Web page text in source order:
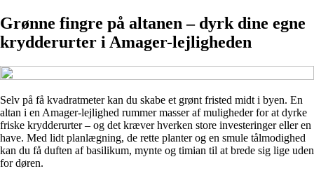
Grønne fingre på altanen – dyrk dine egne
krydderurter i Amager-lejligheden
Selv på få kvadratmeter kan du skabe et grønt fristed midt i byen. En
altan i en Amager-lejlighed rummer masser af muligheder for at dyrke
friske krydderurter – og det kræver hverken store investeringer eller en
have. Med lidt planlægning, de rette planter og en smule tålmodighed
kan du få duften af basilikum, mynte og timian til at brede sig lige uden
for døren.